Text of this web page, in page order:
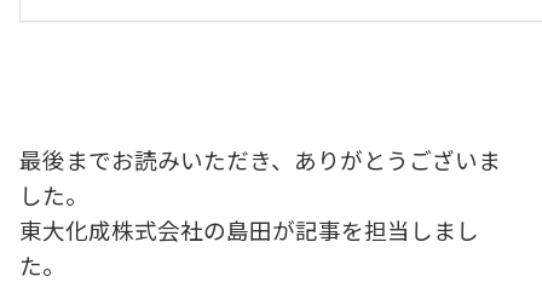
最後までお読みいただき、ありがとうございま
した。
東大化成株式会社の島田が記事を担当しまし
た。